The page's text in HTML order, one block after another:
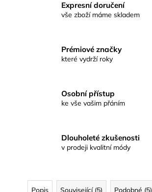
Expresní doručení
vše zboží máme skladem
Prémiové značky
které vydrží roky
Osobní přístup
ke vše vašim přáním
Dlouholeté zkušenosti
v prodeji kvalitní módy
Popis Související (5) Podobné (5)